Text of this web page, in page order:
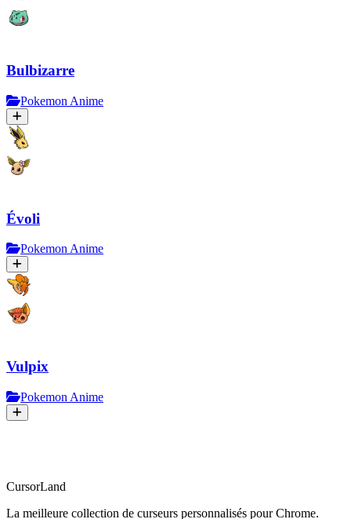
Bulbizarre
Pokemon Anime
Évoli
Pokemon Anime
Vulpix
Pokemon Anime
CursorLand
La meilleure collection de curseurs personnalisés pour Chrome.